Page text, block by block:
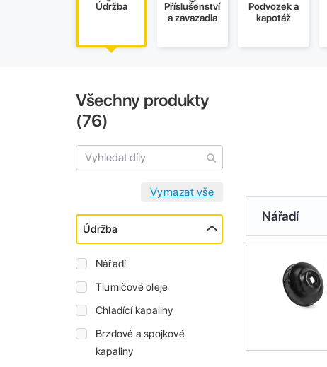
Údržba
Příslušenství
a zavazadla
Podvozek a
kapotáž
Všechny produkty
(76)
Údržba
Nářadí
Tlumičové oleje
Chladící kapaliny
Brzdové a spojkové
kapaliny
Nářadí